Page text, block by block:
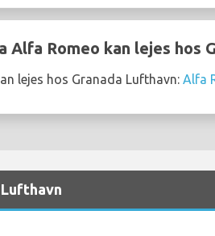
Romeo kan lejes hos
lejes hos Granada Lufthavn: Alfa